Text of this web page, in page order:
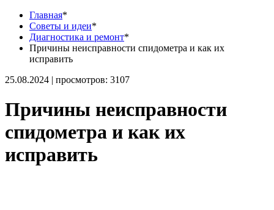
Главная*
Советы и идеи*
Диагностика и ремонт*
Причины неисправности спидометра и как их
исправить
25.08.2024 | просмотров: 3107
Причины неисправности
спидометра и как их
исправить